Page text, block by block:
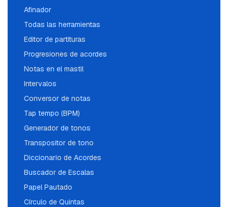
Afinador
Todas las herramientas
Editor de partituras
Progresiones de acordes
Notas en el mastil
Intervalos
Conversor de notas
Tap tempo (BPM)
Generador de tonos
Transpositor de tono
Diccionario de Acordes
Buscador de Escalas
Papel Pautado
Círculo de Quintas